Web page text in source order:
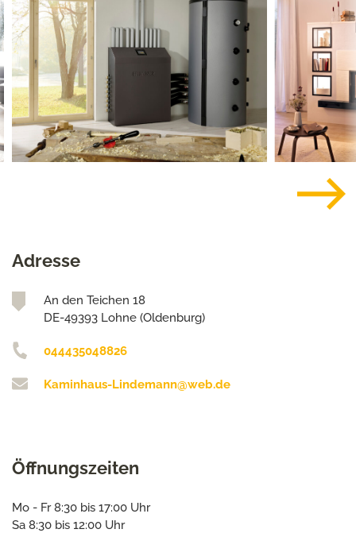
Adresse
An den Teichen 18
DE-49393 Lohne (Oldenburg)
044435048826
Kaminhaus-Lindemann@web.de
Öffnungszeiten
Mo - Fr 8:30 bis 17:00 Uhr
Sa 8:30 bis 12:00 Uhr